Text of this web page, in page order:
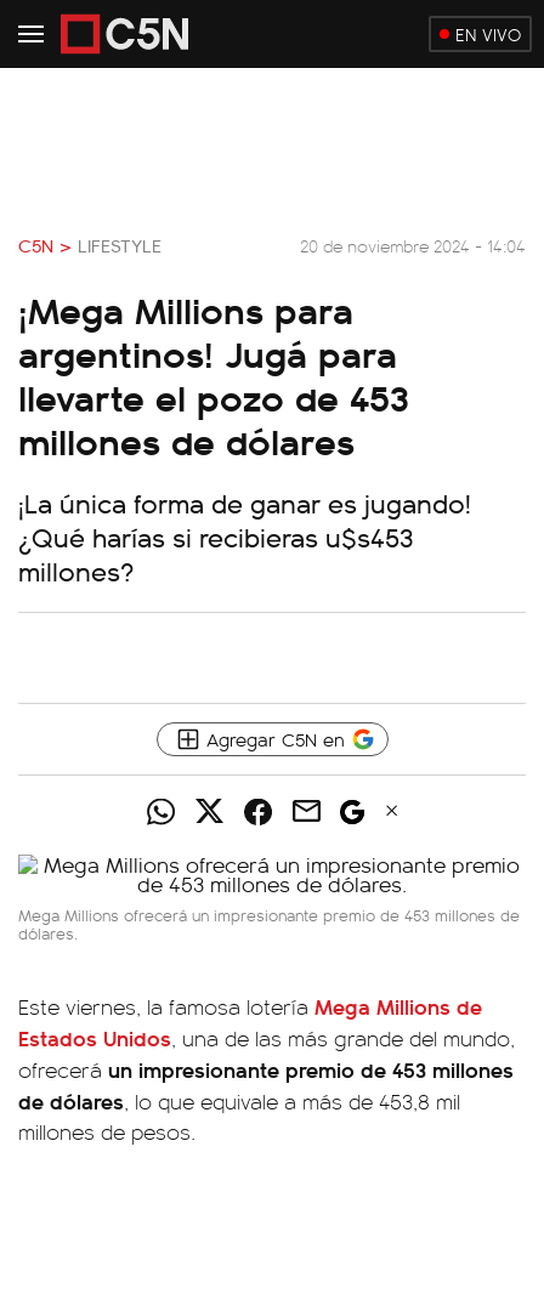
EN VIVO
C5N > LIFESTYLE 20 de noviembre 2024 - 14:04
¡Mega Millions para
argentinos! Jugá para
llevarte el pozo de 453
millones de dólares
¡La única forma de ganar es jugando!
¿Qué harías si recibieras u$s453
millones?
Agregar C5N en
Mega Millions ofrecerá un impresionante premio de 453 millones de
dólares.
Este viernes, la famosa lotería Mega Millions de
Estados Unidos, una de las más grande del mundo,
ofrecerá un impresionante premio de 453 millones
de dólares, lo que equivale a más de 453,8 mil
millones de pesos.